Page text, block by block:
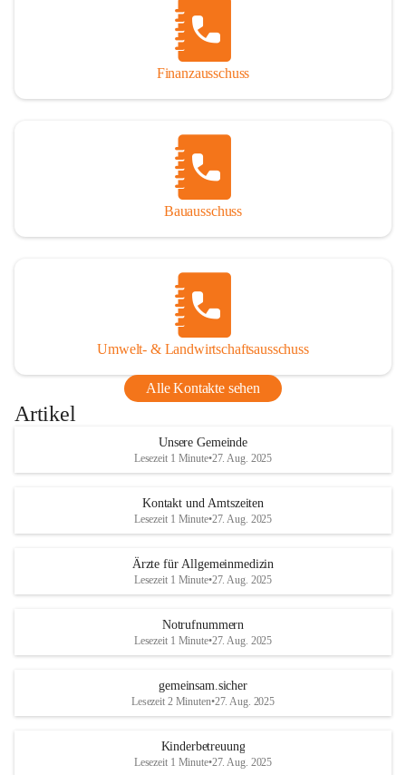
Finanzausschuss
Bauausschuss
Umwelt- & Landwirtschaftsausschuss
Alle Kontakte sehen
Artikel
Unsere Gemeinde
Lesezeit 1 Minute•27. Aug. 2025
Kontakt und Amtszeiten
Lesezeit 1 Minute•27. Aug. 2025
Ärzte für Allgemeinmedizin
Lesezeit 1 Minute•27. Aug. 2025
Notrufnummern
Lesezeit 1 Minute•27. Aug. 2025
gemeinsam.sicher
Lesezeit 2 Minuten•27. Aug. 2025
Kinderbetreuung
Lesezeit 1 Minute•27. Aug. 2025